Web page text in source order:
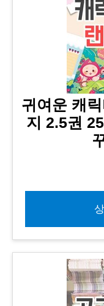
귀여운 캐
지 2.5권